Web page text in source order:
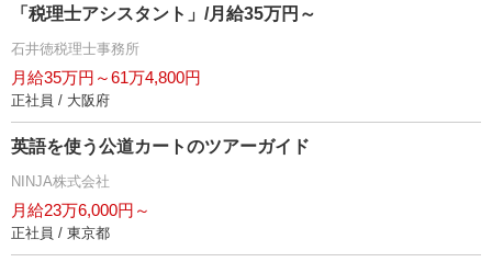
「税理士アシスタント」/月給35万円～
石井徳税理士事務所
月給35万円～61万4,800円
正社員 / 大阪府
英語を使う公道カートのツアーガイド
NINJA株式会社
月給23万6,000円～
正社員 / 東京都